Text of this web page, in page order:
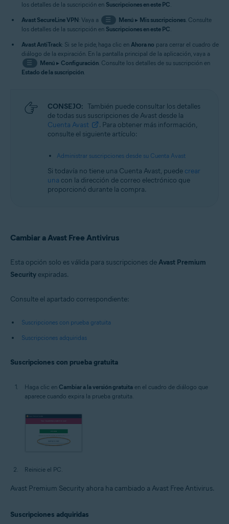
los detalles de la suscripción en Suscripciones en este PC.
Avast SecureLine VPN: Vaya a ☰ Menú▸ Mis suscripciones. Consulte
los detalles de la suscripción en Suscripciones en este PC.
Avast AntiTrack: Si se le pide, haga clic en Ahora no para cerrar el cuadro de
diálogo de la expiración. En la pantalla principal de la aplicación, vaya a
☰
Menú▸ Configuración. Consulte los detalles de su suscripción en
Estado de la suscripción.
CONSEJO: También puede consultar los detalles
de todas sus suscripciones de Avast desde la
Cuenta Avast
. Para obtener más información,
consulte el siguiente artículo:
Administrar suscripciones desde su Cuenta Avast
Si todavía no tiene una Cuenta Avast, puede crear
una con la dirección de correo electrónico que
proporcionó durante la compra.
Cambiar a Avast Free Antivirus
Esta opción solo es válida para suscripciones deAvast Premium
Security expiradas.
Consulte el apartado correspondiente:
Suscripciones con prueba gratuita
Suscripciones adquiridas
Suscripciones con prueba gratuita
Haga clic en Cambiar a la versión gratuita en el cuadro de diálogo que
aparece cuando expira la prueba gratuita.
Reinicie el PC.
Avast Premium Security ahora ha cambiado a Avast Free Antivirus.
Suscripciones adquiridas